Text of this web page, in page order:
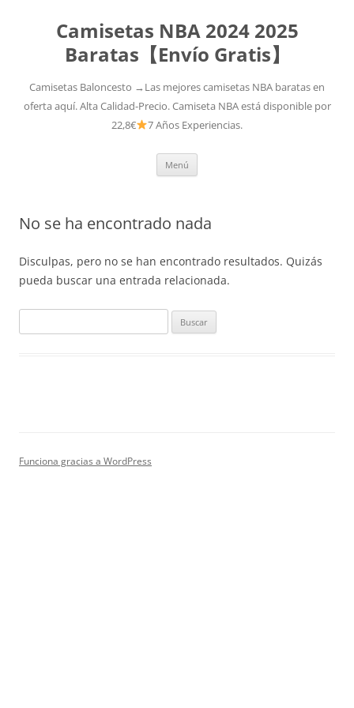
Camisetas NBA 2024 2025
Baratas【Envío Gratis】
Camisetas Baloncesto →Las mejores camisetas NBA baratas en
oferta aquí. Alta Calidad-Precio. Camiseta NBA está disponible por
22,8€
7 Años Experiencias.
Menú
No se ha encontrado nada
Disculpas, pero no se han encontrado resultados. Quizás
pueda buscar una entrada relacionada.
Funciona gracias a WordPress